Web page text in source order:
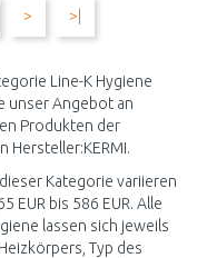
Vergleichen
> >|
Line-K Hygiene
unser Angebot an
Produkten der
Hersteller:KERMI.
Kategorie variieren
EUR bis 586 EUR. Alle
lassen sich jeweils
Typ des